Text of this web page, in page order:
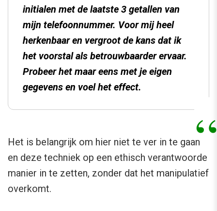
initialen met de laatste 3 getallen van
mijn telefoonnummer. Voor mij heel
herkenbaar en vergroot de kans dat ik
het voorstal als betrouwbaarder ervaar.
Probeer het maar eens met je eigen
gegevens en voel het effect.
Het is belangrijk om hier niet te ver in te gaan
en deze techniek op een ethisch verantwoorde
manier in te zetten, zonder dat het manipulatief
overkomt.